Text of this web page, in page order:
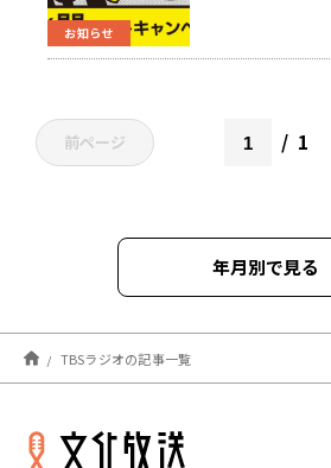
お知らせ
前ページ 1
年月別で見る
2025年06月
2022年04月
TBSラジオの記事一覧